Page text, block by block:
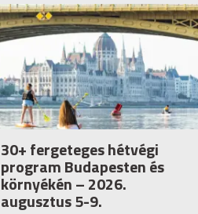
30+ fergeteges hétvégi
program Budapesten és
környékén – 2026.
augusztus 5-9.